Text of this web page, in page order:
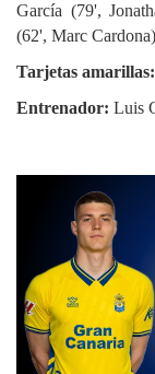
García (79',
(62', Marc
Tarjetas amarillas:
Entrenador: Luis